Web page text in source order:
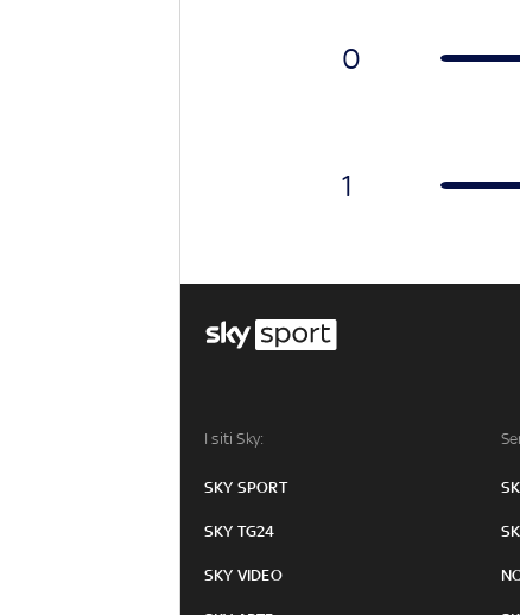
0
1
I siti Sky:
SKY SPORT
SKY TG24
SKY VIDEO